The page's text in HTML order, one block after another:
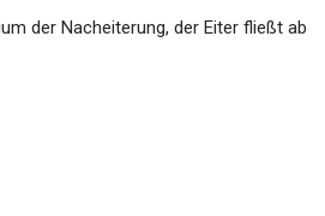
der Nacheiterung, der Eiter fließt ab